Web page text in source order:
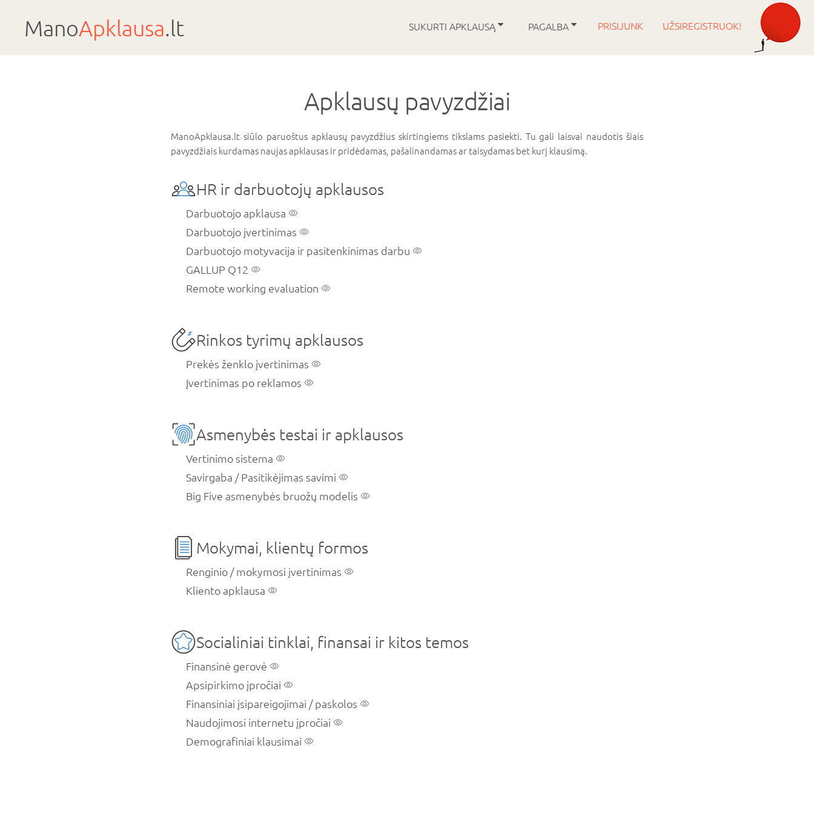
ManoApklausa.lt SUKURTI APKLAUSĄ PAGALBA PRISIJUNK UŽSIREGISTRUOK!
Apklausų pavyzdžiai
ManoApklausa.lt siūlo paruoštus apklausų pavyzdžius skirtingiems tikslams pasiekti. Tu gali laisvai naudotis šiais
pavyzdžiais kurdamas naujas apklausas ir pridėdamas, pašalinandamas ar taisydamas bet kurį klausimą.
HR ir darbuotojų apklausos
Darbuotojo apklausa
Darbuotojo įvertinimas
Darbuotojo motyvacija ir pasitenkinimas darbu
GALLUP Q12
Remote working evaluation
Rinkos tyrimų apklausos
Prekės ženklo įvertinimas
Įvertinimas po reklamos
Asmenybės testai ir apklausos
Vertinimo sistema
Savirgaba / Pasitikėjimas savimi
Big Five asmenybės bruožų modelis
Mokymai, klientų formos
Renginio / mokymosi įvertinimas
Kliento apklausa
Socialiniai tinklai, finansai ir kitos temos
Finansinė gerovė
Apsipirkimo įpročiai
Finansiniai įsipareigojimai / paskolos
Naudojimosi internetu įpročiai
Demografiniai klausimai